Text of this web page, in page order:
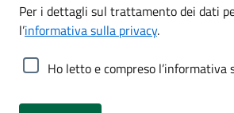
Per i dettagli sul trattamento dei dati
l’informativa sulla privacy.
Ho letto e compreso l’informativa